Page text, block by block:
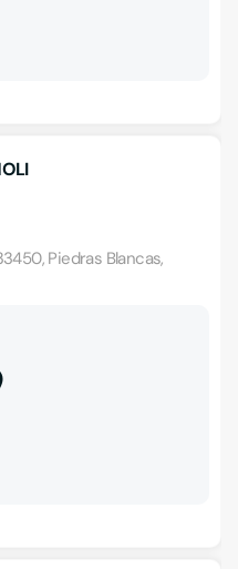
Piedras Blancas,